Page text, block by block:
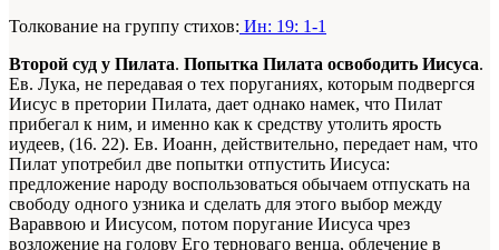
Толкование на группу стихов: Ин: 19: 1-1
Второй суд у Пилата. Попытка Пилата освободить Иисуса.
Ев. Лука, не передавая о тех поруганиях, которым подвергся
Иисус в претории Пилата, дает однако намек, что Пилат
прибегал к ним, и именно как к средству утолить ярость
иудеев, (16. 22). Ев. Иоанн, действительно, передает нам, что
Пилат употребил две попытки отпустить Иисуса:
предложение народу воспользоваться обычаем отпускать на
свободу одного узника и сделать для этого выбор между
Вараввою и Иисусом, потом поругание Иисуса чрез
возложение на голову Его терноваго венца, облечение в